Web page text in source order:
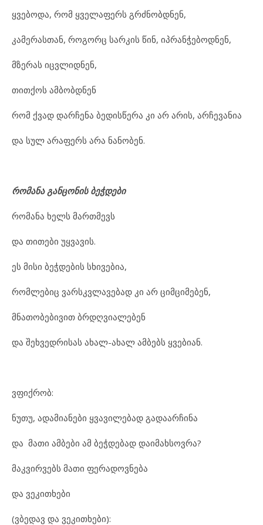
ყვებოდა, რომ ყველაფერს გრძნობდნენ,
კამერასთან, როგორც სარკის წინ, იპრანჭებოდნენ,
მზერას იცვლიდნენ,
თითქოს ამბობდნენ
რომ ქვად დარჩენა ბედისწერა კი არ არის, არჩევანია
და სულ არაფერს არა ნანობენ.
რომანა განცონის ბეჭდები
რომანა ხელს მართმევს
და თითები უყვავის.
ეს მისი ბეჭდების სხივებია,
რომლებიც ვარსკვლავებად კი არ ციმციმებენ,
მნათობებივით ბრდღვიალებენ
და შეხვედრისას ახალ-ახალ ამბებს ყვებიან.
ვფიქრობ:
ნუთუ, ადამიანები ყვავილებად გადაარჩინა
და მათი ამბები ამ ბეჭდებად დაიმახსოვრა?
მაკვირვებს მათი ფერადოვნება
და ვეკითხები
(ვბედავ და ვეკითხები):